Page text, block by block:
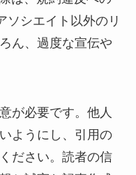
ソシエイト以外のリ
ん、過度な宣伝や
が必要です。他人
ようにし、引用の
ださい。読者の信